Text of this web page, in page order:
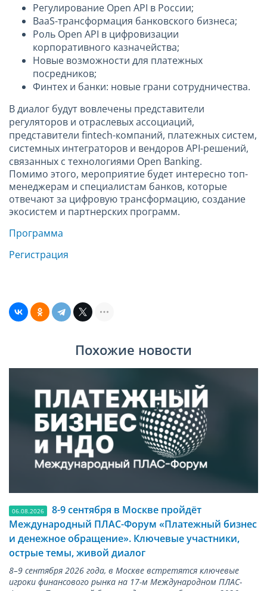
Регулирование Open API в России;
BaaS-трансформация банковского бизнеса;
Роль Open API в цифровизации
корпоративного казначейства;
Новые возможности для платежных
посредников;
Финтех и банки: новые грани сотрудничества.
В диалог будут вовлечены представители
регуляторов и отраслевых ассоциаций,
представители fintech-компаний, платежных систем,
системных интеграторов и вендоров API-решений,
связанных с технологиями Open Banking.
Помимо этого, мероприятие будет интересно топ-
менеджерам и специалистам банков, которые
отвечают за цифровую трансформацию, создание
экосистем и партнерских программ.
Программа
Регистрация
Похожие новости
06.08.2026
8-9 сентября в Москве пройдёт
Международный ПЛАС-Форум «Платежный бизнес
и денежное обращение». Ключевые участники,
острые темы, живой диалог
8–9 сентября 2026 года, в Москве встретятся ключевые
игроки финансового рынка на 17-м Международном ПЛАС-